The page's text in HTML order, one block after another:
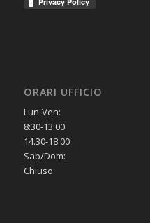
ORARI UFFICIO
Lun-Ven:
8:30-13:00
14.30-18.00
Sab/Dom:
Chiuso